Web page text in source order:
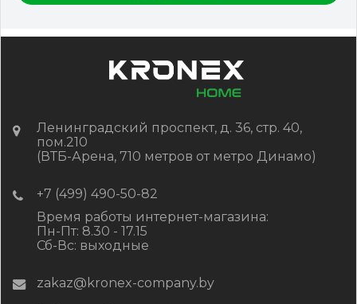
КУПИТЬ
Ленинградский проспект, д. 36, стр. 40,
пом.210
(ВТБ-Арена, 710 метров от метро Динамо)
+7 (499) 490-50-82
Время работы интернет-магазина:
Пн-Пт: 8.30 - 17.15
Сб-Вс: выходные
zakaz@kronex-company.by